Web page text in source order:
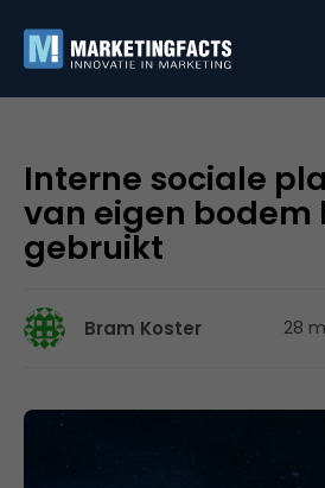
Interne sociale
van eigen bodem
gebruikt
Bram Koster 28